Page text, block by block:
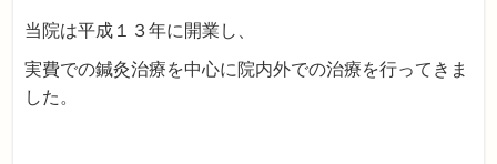
当院は平成１３年に開業し、
実費での鍼灸治療を中心に院内外での治療を行ってきま
した。